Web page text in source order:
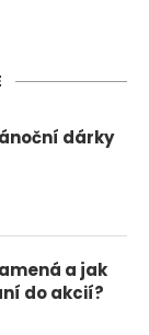
dárky
a jak
do akcií?